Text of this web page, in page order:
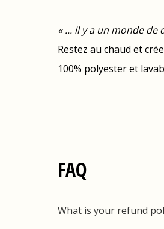
« ... il y a un monde
Restez au chaud et
100% polyester et
FAQ
What is your refund